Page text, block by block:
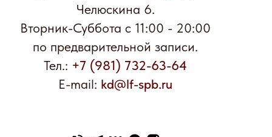
Челюскина 6.
Вторник-Суббота с 11:00 - 20:00
по предварительной записи.
Тел.: +7 (981) 732-63-64
E-mail: kd@lf-spb.ru